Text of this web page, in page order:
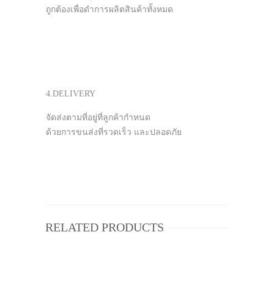
ถูกต้องเพื่อดำการผลิตสินค้าทั้งหมด
4.DELIVERY
จัดส่งตามที่อยู่ที่ลูกค้ากำหนด
ด้วยการขนส่งที่รวดเร็ว และปลอดภัย
RELATED PRODUCTS